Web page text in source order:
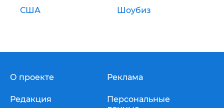
США Шоубиз
О проекте
Редакция
Реклама
Персональные